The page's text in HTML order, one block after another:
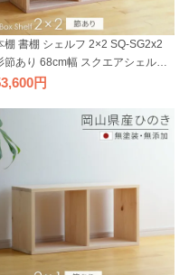
棚 書棚 シェルフ 2×2 SQ-SG2x2
節あり 68cm幅 スクエアシェルフ
垢材 無塗装 sny work's 完成品 スギ
産材 日本製 シャイニーワークス
受注】